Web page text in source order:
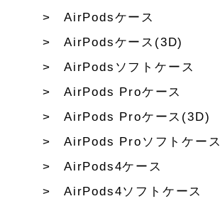
AirPodsケース
AirPodsケース(3D)
AirPodsソフトケース
AirPods Proケース
AirPods Proケース(3D)
AirPods Proソフトケース
AirPods4ケース
AirPods4ソフトケース